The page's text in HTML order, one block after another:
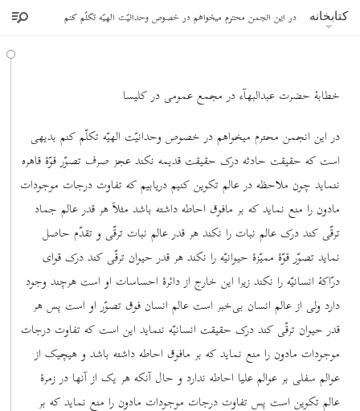
کتابخانه در این انجمن محترم میخواهم در خصوص وحدانیّت الهیّه تکلّم کنم
خطابۀ حضرت عبدالبهآء در مجمع عمومی در کلیسا
در این انجمن محترم میخواهم در خصوص وحدانیّت الهیّه تکلّم کنم بدیهی
است که حقیقت حادثه درک حقیقت قدیمه نکند عجز صرف تصوّر قوّۀ قاهره
ننماید چون ملاحظه در عالم تکوین کنیم دریابیم که تفاوت درجات موجودات
مادون را منع نماید که بر مافوق احاطه داشته باشد مثلاً هر قدر عالم جماد
ترقّی کند درک عالم نبات را نکند هر قدر عالم نبات ترقّی و تقدّم حاصل
نماید تصوّر قوّۀ ممیّزۀ حیوانیّه را نکند هر قدر حیوان ترقّی کند درک قوای
درّاکۀ انسانیّه را نکند زیرا این خارج از دائرۀ احساسات او است هرچند وجود
دارد ولی از عالم انسان بی‌خبر است عالم انسان فوق تصوّر او است پس هر
قدر حیوان ترقّی کند درک حقیقت انسانیّه ننماید این است که تفاوت درجات
موجودات مادون را منع نماید که بر مافوق احاطه داشته باشد و هیچیک از
عوالم سفلی بر عوالم علیا احاطه ندارد و حال آنکه هر یک از آنها در زمرۀ
عالم تکوین است پس تفاوت درجات موجودات مادون را منع نماید که بر